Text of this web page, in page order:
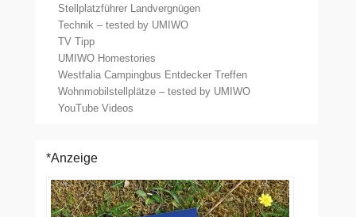
Stellplatzführer Landvergnügen
Technik – tested by UMIWO
TV Tipp
UMIWO Homestories
Westfalia Campingbus Entdecker Treffen
Wohnmobilstellplätze – tested by UMIWO
YouTube Videos
*Anzeige